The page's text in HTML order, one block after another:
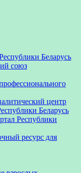
Беларусь
союз
центр
Беларусь
Республики
ресурс для